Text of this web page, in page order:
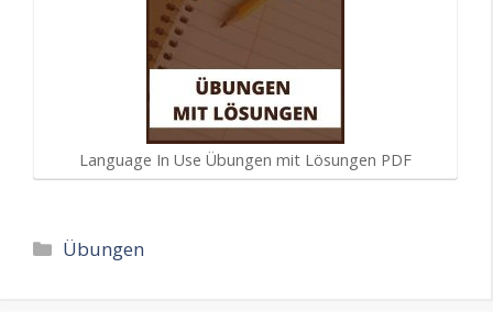
Language In Use Übungen mit Lösungen PDF
Kategorien
Übungen